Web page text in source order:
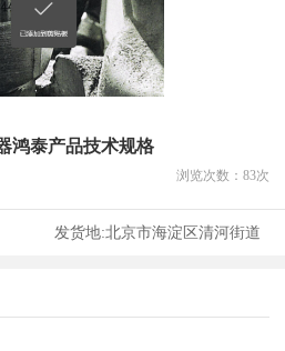
鸿泰产品技术规格
浏览次数： 83次
发货地:北京市海淀区清河街道